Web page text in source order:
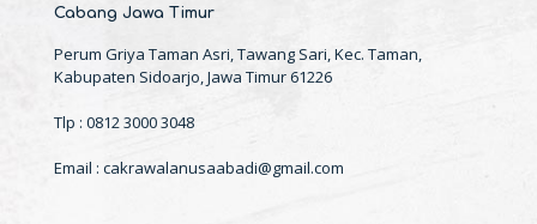
Cabang Jawa Timur
Perum Griya Taman Asri, Tawang Sari, Kec. Taman,
Kabupaten Sidoarjo, Jawa Timur 61226
Tlp : 0812 3000 3048
Email : cakrawalanusaabadi@gmail.com